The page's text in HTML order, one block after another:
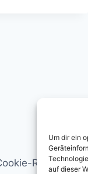
Um dir ein
auf dieser
Richtlinie